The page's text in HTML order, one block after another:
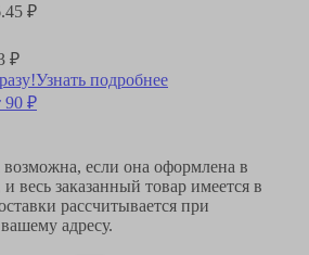
₽
₽
Узнать подробнее
90 ₽
возможна, если она оформлена в
и весь заказанный товар имеется в
рассчитывается при
адресу.